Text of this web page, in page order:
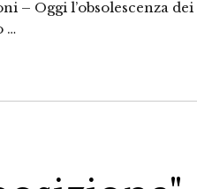
– Oggi l’obsolescenza
…